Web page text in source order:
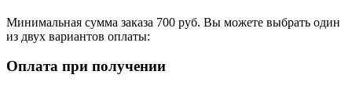
Минимальная сумма заказа 700 руб. Вы можете выбрать один
из двух вариантов оплаты:
Оплата при получении